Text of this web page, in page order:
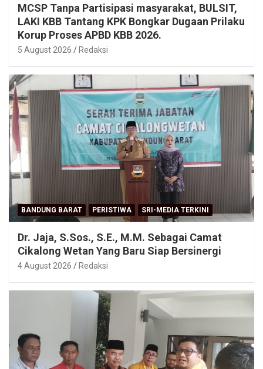
MCSP Tanpa Partisipasi masyarakat, BULSIT,
LAKI KBB Tantang KPK Bongkar Dugaan Prilaku
Korup Proses APBD KBB 2026.
5 August 2026 Redaksi
BANDUNG BARAT PERISTIWA SRI-MEDIA TERKINI
Dr. Jaja, S.Sos., S.E., M.M. Sebagai Camat
Cikalong Wetan Yang Baru Siap Bersinergi
4 August 2026 Redaksi